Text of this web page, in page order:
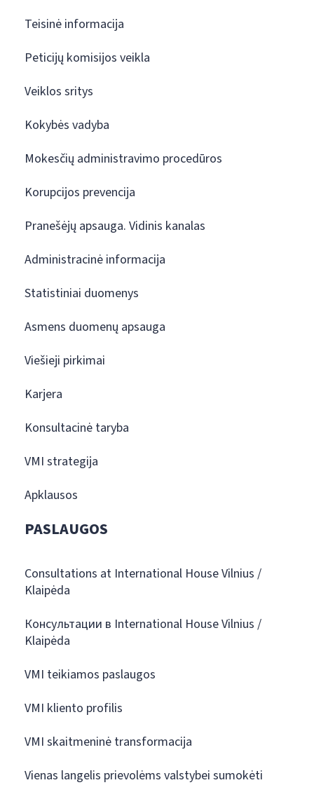
Teisinė informacija
Peticijų komisijos veikla
Veiklos sritys
Kokybės vadyba
Mokesčių administravimo procedūros
Korupcijos prevencija
Pranešėjų apsauga. Vidinis kanalas
Administracinė informacija
Statistiniai duomenys
Asmens duomenų apsauga
Viešieji pirkimai
Karjera
Konsultacinė taryba
VMI strategija
Apklausos
PASLAUGOS
Consultations at International House Vilnius /
Klaipėda
Консультации в International House Vilnius /
Klaipėda
VMI teikiamos paslaugos
VMI kliento profilis
VMI skaitmeninė transformacija
Vienas langelis prievolėms valstybei sumokėti